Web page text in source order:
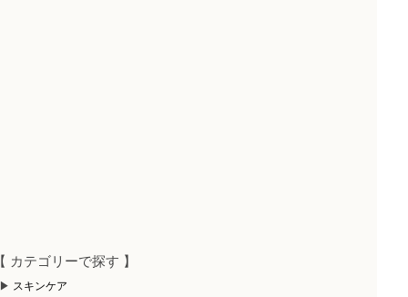
カテゴリーで探す 】
スキンケア